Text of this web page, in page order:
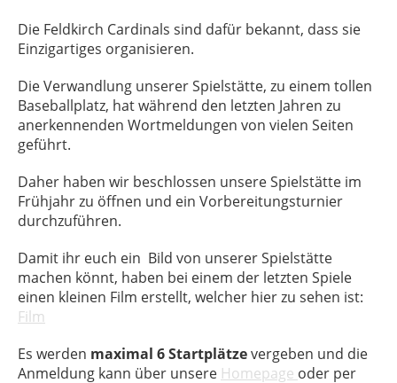
Die Feldkirch Cardinals sind dafür bekannt, dass sie
Einzigartiges organisieren.
Die Verwandlung unserer Spielstätte, zu einem tollen
Baseballplatz, hat während den letzten Jahren zu
anerkennenden Wortmeldungen von vielen Seiten
geführt.
Daher haben wir beschlossen unsere Spielstätte im
Frühjahr zu öffnen und ein Vorbereitungsturnier
durchzuführen.
Damit ihr euch ein Bild von unserer Spielstätte
machen könnt, haben bei einem der letzten Spiele
einen kleinen Film erstellt, welcher hier zu sehen ist:
Film
Es werden maximal 6 Startplätzevergeben und die
Anmeldung kann über unsere Homepage oder per